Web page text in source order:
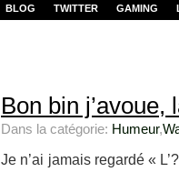
BLOG TWITTER GAMING
Bon bin j’avoue,
Dans la catégorie: Humeur,
Je n’ai jamais regardé «